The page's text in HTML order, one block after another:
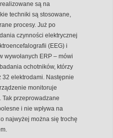
są na
techniki są stosowane,
procesy. Już po
czynności elektrycznej
(EEG) i
wywołanych ERP – mówi
ochotników, którzy
32 elektrodami. Następnie
monitoruje
Tak przeprowadzane
i nie wpływa na
najwyżej można się trochę